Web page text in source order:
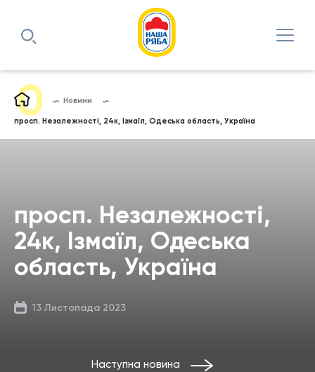
Новини
просп. Незалежності, 24к, Ізмаїл, Одеська область, Україна
просп. Незалежності,
24к, Ізмаїл, Одеська
область, Україна
13 Листопада 2023
Наступна новина